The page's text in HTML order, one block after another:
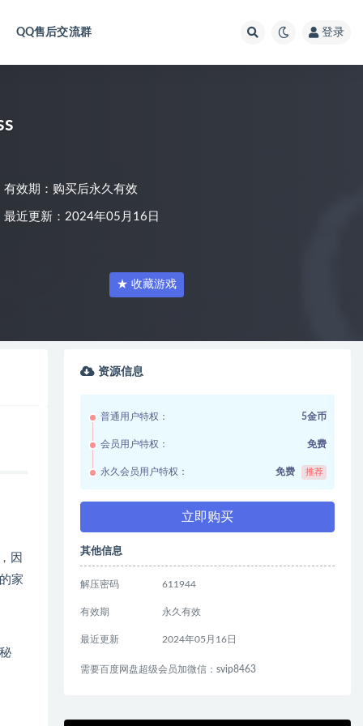
QQ售后交流群 登录
有效期：购买后永久有效
最近更新：2024年05月16日
★ 收藏游戏
因
家
资源信息
普通用户特权： 5金币
会员用户特权： 免费
永久会员用户特权： 免费 推荐
立即购买
其他信息
解压密码 611944
有效期 永久有效
最近更新 2024年05月16日
需要百度网盘超级会员加微信：svip8463